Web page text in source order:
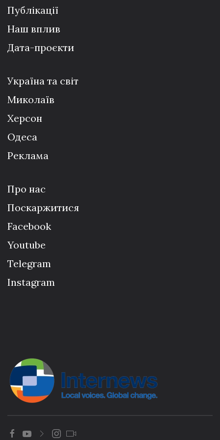
Публікації
Наш вплив
Дата-проєкти
Україна та світ
Миколаїв
Херсон
Одеса
Реклама
Про нас
Поскаржитися
Facebook
Youtube
Telegram
Instagram